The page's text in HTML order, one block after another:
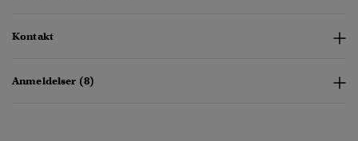
Kontakt
Anmeldelser (8)